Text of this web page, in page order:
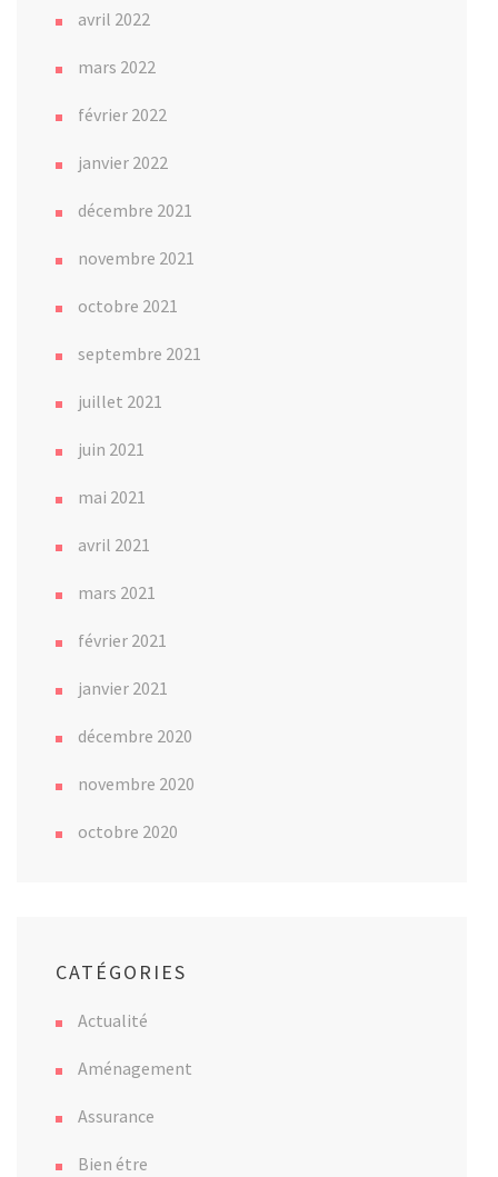
avril 2022
mars 2022
février 2022
janvier 2022
décembre 2021
novembre 2021
octobre 2021
septembre 2021
juillet 2021
juin 2021
mai 2021
avril 2021
mars 2021
février 2021
janvier 2021
décembre 2020
novembre 2020
octobre 2020
CATÉGORIES
Actualité
Aménagement
Assurance
Bien étre